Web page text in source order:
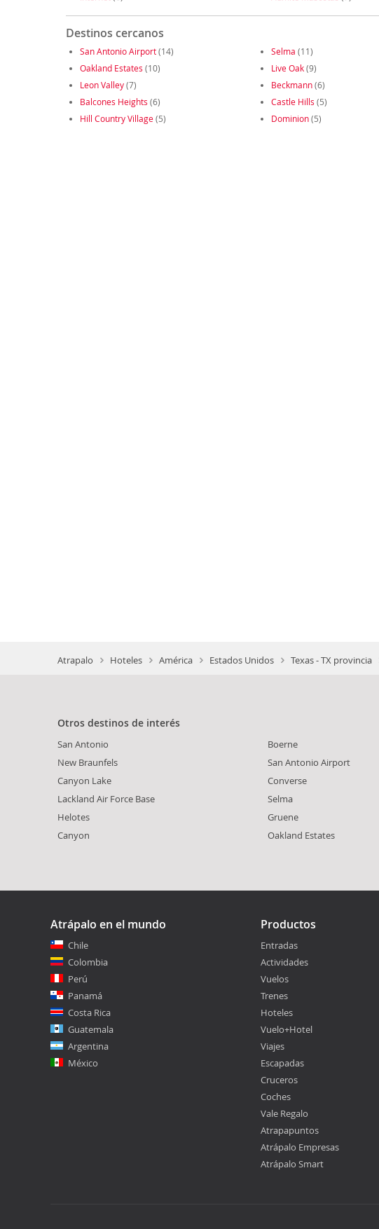
Destinos cercanos
San Antonio Airport(14) Selma (11)
Oakland Estates (10) Live Oak(9)
Leon Valley(7) Beckmann(6)
Balcones Heights (6) Castle Hills (5)
Hill Country Village(5) Dominion(5)
Atrapalo Hoteles América Estados Unidos Texas - TX provincia
Otros destinos de interés
San Antonio
New Braunfels
Canyon Lake
Lackland Air Force Base
Helotes
Canyon
Boerne
San Antonio Airport
Converse
Selma
Gruene
Oakland Estates
Atrápalo en el mundo
Chile
Colombia
Perú
Panamá
Costa Rica
Guatemala
Argentina
México
Productos
Entradas
Actividades
Vuelos
Trenes
Hoteles
Vuelo+Hotel
Viajes
Escapadas
Cruceros
Coches
Vale Regalo
Atrapapuntos
Atrápalo Empresas
Atrápalo Smart